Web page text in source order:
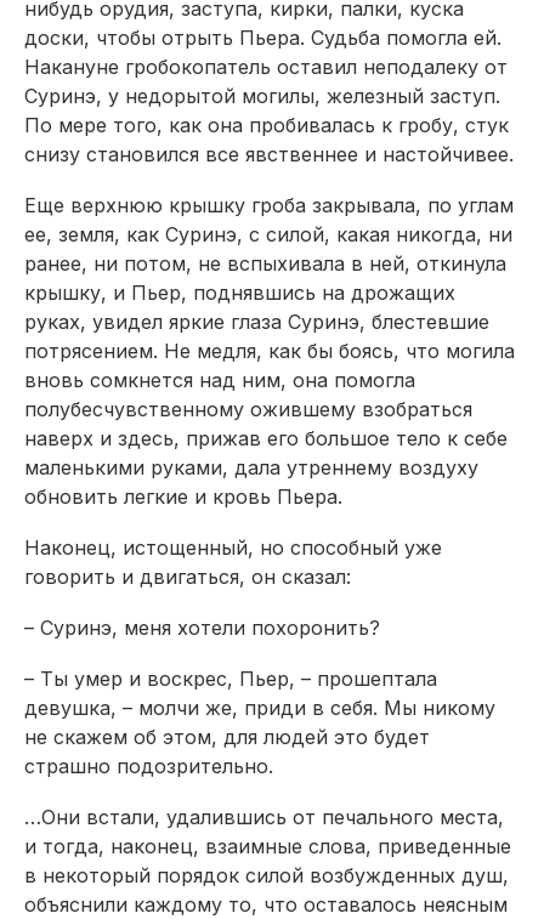
нибудь орудия, заступа, кирки, палки, куска
доски, чтобы отрыть Пьера. Судьба помогла ей.
Накануне гробокопатель оставил неподалеку от
Суринэ, у недорытой могилы, железный заступ.
По мере того, как она пробивалась к гробу, стук
снизу становился все явственнее и настойчивее.
Еще верхнюю крышку гроба закрывала, по углам
ее, земля, как Суринэ, с силой, какая никогда, ни
ранее, ни потом, не вспыхивала в ней, откинула
крышку, и Пьер, поднявшись на дрожащих
руках, увидел яркие глаза Суринэ, блестевшие
потрясением. Не медля, как бы боясь, что могила
вновь сомкнется над ним, она помогла
полубесчувственному ожившему взобраться
наверх и здесь, прижав его большое тело к себе
маленькими руками, дала утреннему воздуху
обновить легкие и кровь Пьера.
Наконец, истощенный, но способный уже
говорить и двигаться, он сказал:
– Суринэ, меня хотели похоронить?
– Ты умер и воскрес, Пьер, – прошептала
девушка, – молчи же, приди в себя. Мы никому
не скажем об этом, для людей это будет
страшно подозрительно.
…Они встали, удалившись от печального места,
и тогда, наконец, взаимные слова, приведенные
в некоторый порядок силой возбужденных душ,
объяснили каждому то, что оставалось неясным